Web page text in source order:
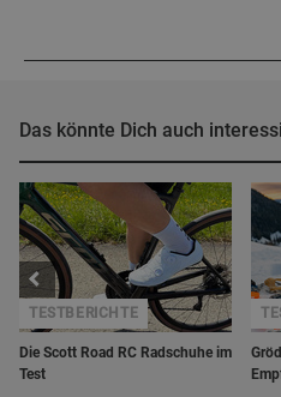
Das könnte Dich auch
Die Scott Road RC Radschuhe im
Test
TESTBERICHTE